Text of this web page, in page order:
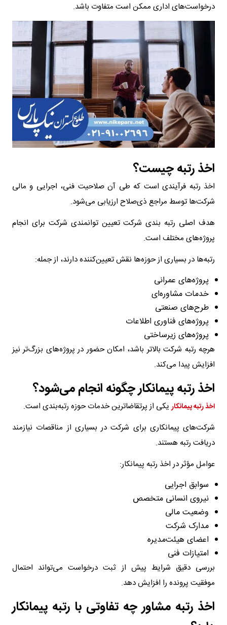
درخواست‌های اداری ممکن است متفاوت باشد.
اخذ رتبه چیست؟
اخذ رتبه فرآیندی است که طی آن صلاحیت فنی، اجرایی و مالی
شرکت‌ها توسط مراجع ذی‌صلاح ارزیابی می‌شود.
هدف اصلی رتبه بندی شرکت تعیین توانمندی شرکت برای انجام
پروژه‌های مختلف است.
رتبه‌ها در بسیاری از حوزه‌ها نقش تعیین‌کننده دارند، از جمله:
پروژه‌های عمرانی
خدمات مشاوره‌ای
طرح‌های صنعتی
پروژه‌های فناوری اطلاعات
پروژه‌های زیرساختی
هرچه رتبه شرکت بالاتر باشد، امکان حضور در پروژه‌های بزرگ‌تر نیز
افزایش پیدا می‌کند.
اخذ رتبه پیمانکار چگونه انجام می‌شود؟
اخذ رتبه پیمانکاریکی از پرتقاضاترین خدمات حوزه رتبه‌بندی است.
شرکت‌های پیمانکاری برای شرکت در بسیاری از مناقصات نیازمند
دریافت رتبه هستند.
عوامل مؤثر در اخذ رتبه پیمانکار:
سوابق اجرایی
نیروی انسانی متخصص
وضعیت مالی
مدارک شرکت
اعضای هیئت‌مدیره
امتیازات فنی
بررسی دقیق شرایط پیش از ثبت درخواست می‌تواند احتمال
موفقیت پرونده را افزایش دهد.
اخذ رتبه مشاور چه تفاوتی با رتبه پیمانکار